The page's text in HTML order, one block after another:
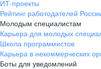
ИТ-проекты
Рейтинг работодателей
Молодым специалистам
Карьера для молодых
Школа программистов
Карьера в некоммерческих
Боты для уведомлений